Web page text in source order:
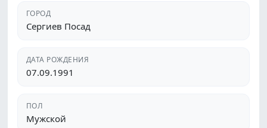
ГОРОД
Сергиев Посад
ДАТА РОЖДЕНИЯ
07.09.1991
ПОЛ
Мужской